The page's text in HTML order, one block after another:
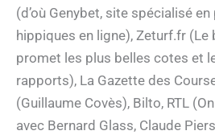
(d’où Genybet, site spécialisé
hippiques en ligne), Zeturf.fr
promet les plus belles cotes et
rapports), La Gazette des
(Guillaume Covès), Bilto, RTL
avec Bernard Glass, Claude